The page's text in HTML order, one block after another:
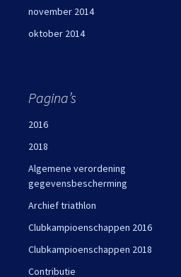
november 2014
oktober 2014
Pagina’s
2016
2018
Algemene verordening
gegevensbescherming
Archief triathlon
Clubkampioenschappen 2016
Clubkampioenschappen 2018
Contributie